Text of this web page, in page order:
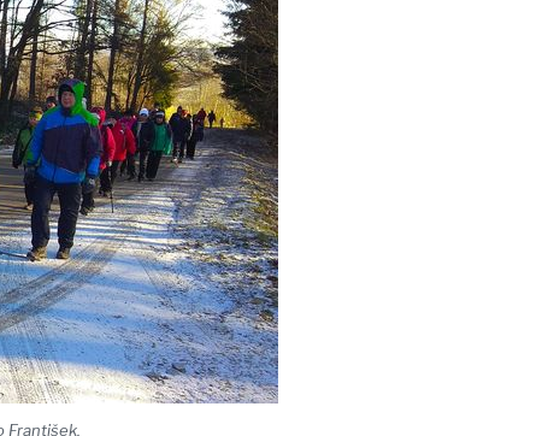
František.